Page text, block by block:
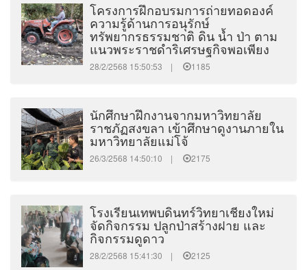
โครงการฝึกอบรมการถ่ายทอดองค์
ความรู้ด้านการอนุรักษ์
ทรัพยากรธรรมชาติ ดิน น้ำ ป่า ตาม
แนวพระราชดำริเศรษฐกิจพอเพียง
28/2/2568 15:50:53 | 1185
นักศึกษาฝึกงานจากมหาวิทยาลัย
ราชภัฏสงขลา เข้าศึกษาดูงานภายใน
มหาวิทยาลัยแม่โจ้
26/3/2568 14:50:10 | 2175
โรงเรียนเทพบดินทร์วิทยาเชียงใหม่
จัดกิจกรรม ปลูกป่าสร้างฝาย และ
กิจกรรมดูดาว
28/2/2568 15:41:30 | 2125